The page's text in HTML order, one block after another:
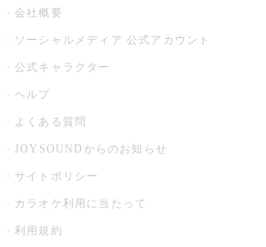
会社概要
ソーシャルメディア 公式アカウント
公式キャラクター
ヘルプ
よくある質問
JOYSOUNDからのお知らせ
サイトポリシー
カラオケ利用に当たって
利用規約